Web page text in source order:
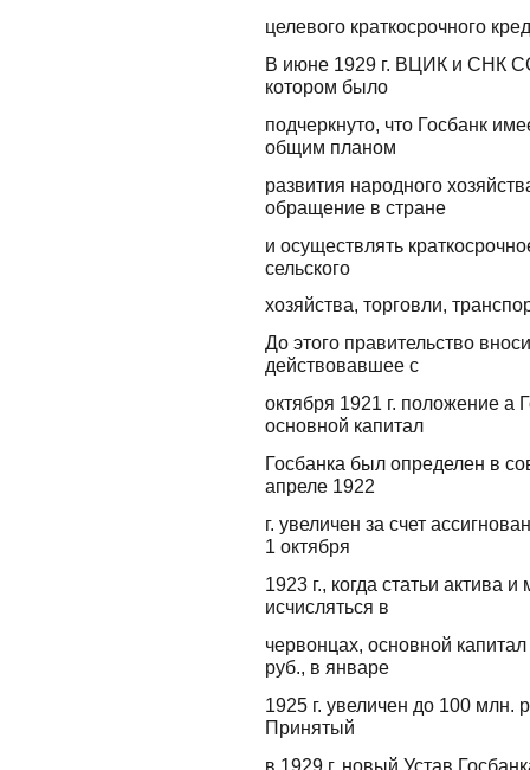
целевого краткосрочного
В июне 1929 г. ВЦИК и СНК
котором было
подчеркнуто, что Госбанк
общим планом
развития народного
обращение в стране
и осуществлять
сельского
хозяйства, торговли,
До этого правительство
действовавшее с
октября 1921 г. положение а
основной капитал
Госбанка был определен в
апреле 1922
г. увеличен за счет
1 октября
1923 г., когда статьи актива
исчисляться в
червонцах, основной
руб., в январе
1925 г. увеличен до 100 млн.
Принятый
в 1929 г. новый Устав